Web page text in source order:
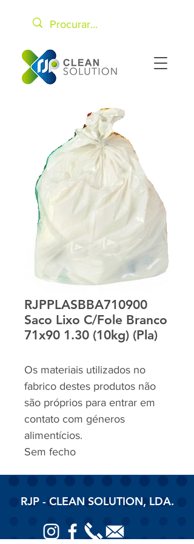
RJPPLASBBA710900
Saco Lixo C/Fole Branco
71x90 1.30 (10kg) (Pla)
Os materiais utilizados no
fabrico destes produtos não
são próprios para entrar em
contato com géneros
alimentícios.
Sem fecho
RJP - CLEAN SOLUTION, LDA.